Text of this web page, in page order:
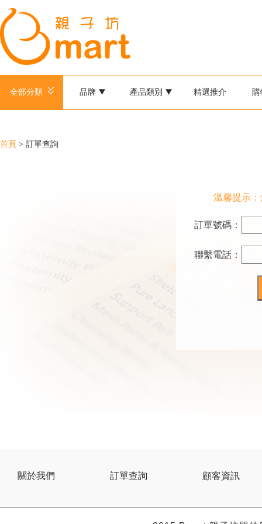
全部分類 品牌 產品類別 精選推介 購
首頁 > 訂單查詢
溫馨提示
訂單號碼：
聯繫電話：
關於我們 訂單查詢 顧客資訊